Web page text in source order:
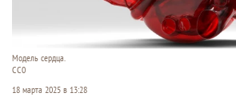
Модель сердца.
СС0
18 марта 2025 в 13:28